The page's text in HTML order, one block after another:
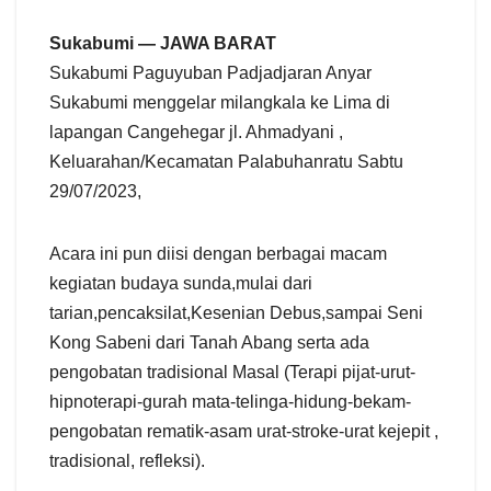
Sukabumi — JAWA BARAT
Sukabumi Paguyuban Padjadjaran Anyar
Sukabumi menggelar milangkala ke Lima di
lapangan Cangehegar jl. Ahmadyani ,
Keluarahan/Kecamatan Palabuhanratu Sabtu
29/07/2023,
Acara ini pun diisi dengan berbagai macam
kegiatan budaya sunda,mulai dari
tarian,pencaksilat,Kesenian Debus,sampai Seni
Kong Sabeni dari Tanah Abang serta ada
pengobatan tradisional Masal (Terapi pijat-urut-
hipnoterapi-gurah mata-telinga-hidung-bekam-
pengobatan rematik-asam urat-stroke-urat kejepit ,
tradisional, refleksi).